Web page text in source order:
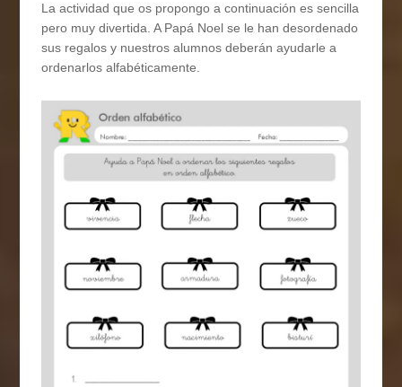
La actividad que os propongo a continuación es sencilla
pero muy divertida. A Papá Noel se le han desordenado
sus regalos y nuestros alumnos deberán ayudarle a
ordenarlos alfabéticamente.